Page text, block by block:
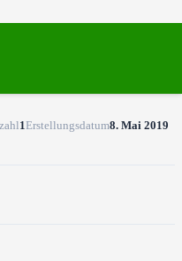
1Erstellungsdatum8. Mai 2019